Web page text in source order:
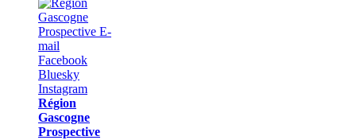
Région
Gascogne
Prospective